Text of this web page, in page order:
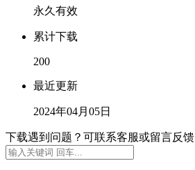
永久有效
累计下载
200
最近更新
2024年04月05日
下载遇到问题？可联系客服或留言反馈